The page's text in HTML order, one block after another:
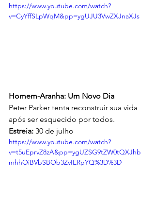
https://www.youtube.com/watch?
v=CyYffSLpWqM&pp=ygUJU3VwZXJnaXJs
Homem-Aranha: Um Novo Dia
Peter Parker tenta reconstruir sua vida
após ser esquecido por todos.
Estreia: 30 de julho
https://www.youtube.com/watch?
v=t5uEprvZ8zA&pp=ygUZSG9tZW0tQXJhb
mhhOiBVbSBOb3ZvIERpYQ%3D%3D